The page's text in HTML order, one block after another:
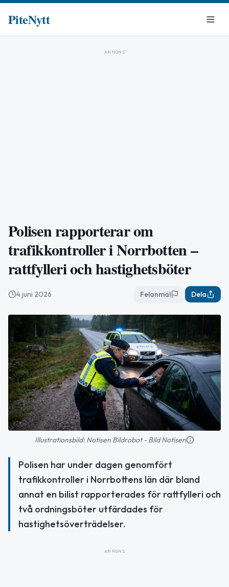
PiteNytt
ANNONS
Polisen rapporterar om
trafikkontroller i Norrbotten –
rattfylleri och hastighetsböter
4 juni 2026 Felanmäl Dela
Illustrationsbild: Notisen Bildrobot - Bild Notisen
Polisen har under dagen genomfört
trafikkontroller i Norrbottens län där bland
annat en bilist rapporterades för rattfylleri och
två ordningsböter utfärdades för
hastighetsöverträdelser.
ANNONS